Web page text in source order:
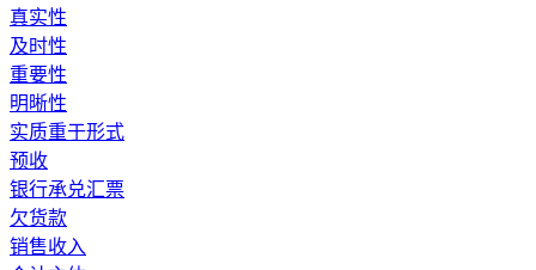
真实性
及时性
重要性
明晰性
实质重于形式
预收
银行承兑汇票
欠货款
销售收入